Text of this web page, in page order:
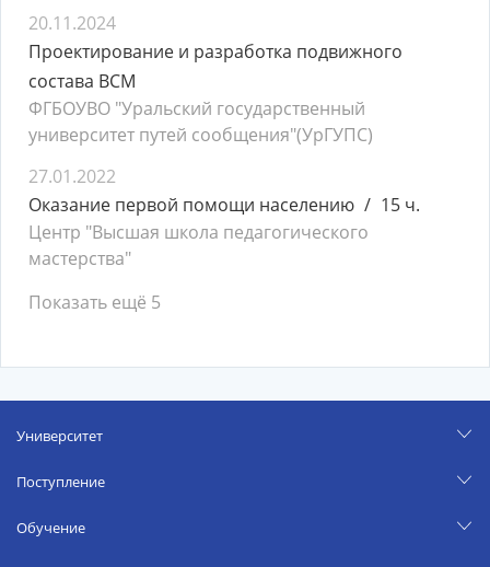
20.11.2024
Проектирование и разработка подвижного
состава ВСМ
ФГБОУВО "Уральский государственный
университет путей сообщения"(УрГУПС)
27.01.2022
Оказание первой помощи населению
15 ч.
Центр "Высшая школа педагогического
мастерства"
Показать ещё 5
Университет
Поступление
Обучение